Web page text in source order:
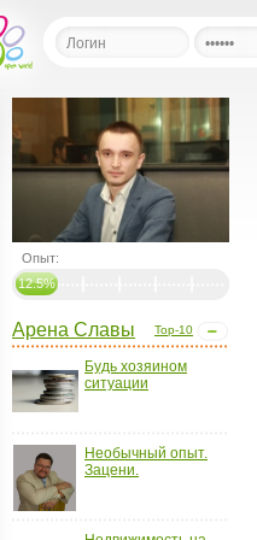
друзей
рассылку
Опыт:
12.5%
Top-10
Арена Славы
Будь хозяином
ситуации
Необычный опыт.
Зацени.